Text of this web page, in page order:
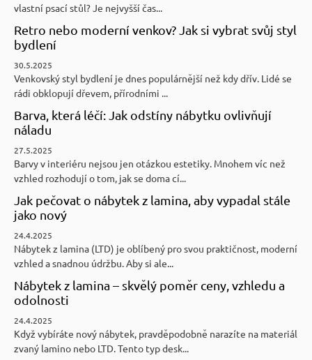
vlastní psací stůl? Je nejvyšší čas...
Retro nebo moderní venkov? Jak si vybrat svůj styl
bydlení
30.5.2025
Venkovský styl bydlení je dnes populárnější než kdy dřív. Lidé se
rádi obklopují dřevem, přírodními ...
Barva, která léčí: Jak odstíny nábytku ovlivňují
náladu
27.5.2025
Barvy v interiéru nejsou jen otázkou estetiky. Mnohem víc než
vzhled rozhodují o tom, jak se doma cí...
Jak pečovat o nábytek z lamina, aby vypadal stále
jako nový
24.4.2025
Nábytek z lamina (LTD) je oblíbený pro svou praktičnost, moderní
vzhled a snadnou údržbu. Aby si ale...
Nábytek z lamina – skvělý poměr ceny, vzhledu a
odolnosti
24.4.2025
Když vybíráte nový nábytek, pravděpodobně narazíte na materiál
zvaný lamino nebo LTD. Tento typ desk...